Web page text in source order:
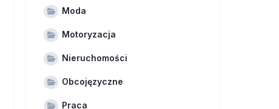
Moda
Motoryzacja
Nieruchomości
Obcojęzyczne
Praca